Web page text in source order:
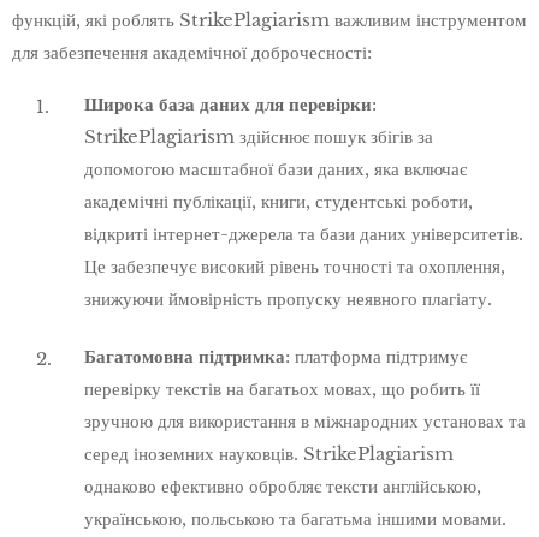
функцій, які роблять StrikePlagiarism важливим інструментом
для забезпечення академічної доброчесності:
Широка база даних для перевірки:
StrikePlagiarism здійснює пошук збігів за
допомогою масштабної бази даних, яка включає
академічні публікації, книги, студентські роботи,
відкриті інтернет-джерела та бази даних університетів.
Це забезпечує високий рівень точності та охоплення,
знижуючи ймовірність пропуску неявного плагіату.
Багатомовна підтримка: платформа підтримує
перевірку текстів на багатьох мовах, що робить її
зручною для використання в міжнародних установах та
серед іноземних науковців. StrikePlagiarism
однаково ефективно обробляє тексти англійською,
українською, польською та багатьма іншими мовами.